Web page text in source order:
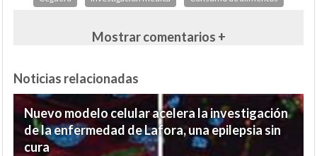
Mostrar comentarios +
Noticias relacionadas
Nuevo modelo celular acelera la investigación
de la enfermedad de Lafora, una epilepsia sin
cura